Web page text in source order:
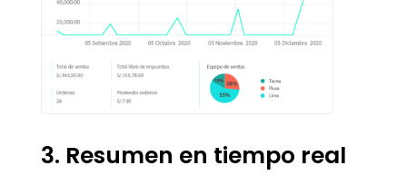
3. Resumen en tiempo real